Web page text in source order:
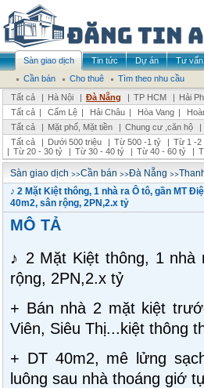
Sàn giao dịch Tin tức Dự án Tư vấn
Cần bán
Cho thuê
Tìm theo nhu cầu
Tất cả
| Hà Nội | Đà Nẵng | TP HCM | Hải
Tất cả | Cẩm Lệ | Hải Châu | Hòa Vang |
Tất cả
| Mặt phố, Mặt tiền | Chung cư ,căn hộ |
Tất cả
| Dưới 500 triệu | Từ 500 -1 tỷ | Từ 1 -2
| Từ 20 - 30 tỷ | Từ 30 - 40 tỷ | Từ 40 - 60 tỷ |
Sàn giao dịch >>Cần bán >>Đà Nẵng >>
♪ 2 Mặt Kiệt thông, 1 nhà ra Ô tô, gần MT
40m2, sân rộng, 2PN,2.x tỷ
MÔ TẢ
♪ 2 Mặt Kiệt thông, 1
rộng, 2PN,2.x tỷ
+ Bán nhà 2 mặt kiệt
Viên, Siêu Thị...kiệt thông
+ DT 40m2, mê lửng
luông sau nhà thoáng giớ